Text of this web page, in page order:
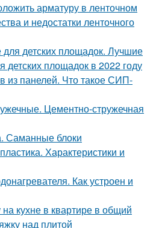
арматуру в ленточном
и недостатки ленточного
детских площадок. Лучшие
детских площадок в 2022 году
из панелей. Что такое СИП-
Цементно-стружечная
Саманные блоки
Характеристики и
Как устроен и
кухне в квартире в общий
над плитой